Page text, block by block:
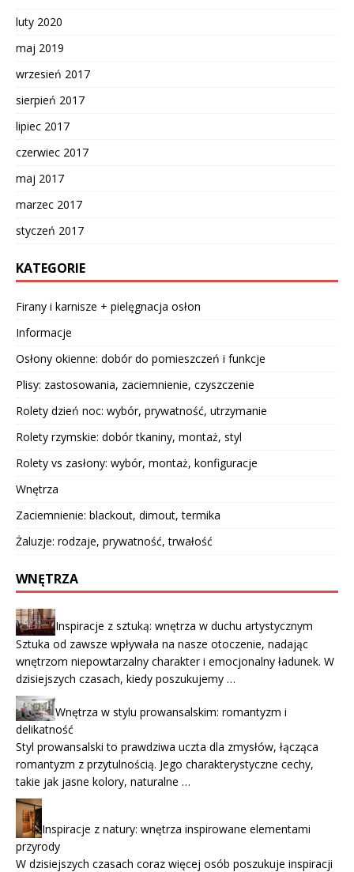
luty 2020
maj 2019
wrzesień 2017
sierpień 2017
lipiec 2017
czerwiec 2017
maj 2017
marzec 2017
styczeń 2017
KATEGORIE
Firany i karnisze + pielęgnacja osłon
Informacje
Osłony okienne: dobór do pomieszczeń i funkcje
Plisy: zastosowania, zaciemnienie, czyszczenie
Rolety dzień noc: wybór, prywatność, utrzymanie
Rolety rzymskie: dobór tkaniny, montaż, styl
Rolety vs zasłony: wybór, montaż, konfiguracje
Wnętrza
Zaciemnienie: blackout, dimout, termika
Żaluzje: rodzaje, prywatność, trwałość
WNĘTRZA
Inspiracje z sztuką: wnętrza w duchu artystycznym
Sztuka od zawsze wpływała na nasze otoczenie, nadając
wnętrzom niepowtarzalny charakter i emocjonalny ładunek. W
dzisiejszych czasach, kiedy poszukujemy …
Wnętrza w stylu prowansalskim: romantyzm i
delikatność
Styl prowansalski to prawdziwa uczta dla zmysłów, łącząca
romantyzm z przytulnością. Jego charakterystyczne cechy,
takie jak jasne kolory, naturalne …
Inspiracje z natury: wnętrza inspirowane elementami
przyrody
W dzisiejszych czasach coraz więcej osób poszukuje inspiracji